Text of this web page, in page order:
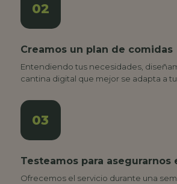
02
03
Creamos un plan de comidas
Entendiendo tus necesidades,
cantina digital que mejor se adapta a
Testeamos para asegurarnos
Ofrecemos el servicio durante una